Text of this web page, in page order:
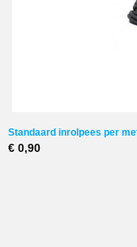
Standaard inrolpees per
€ 0,90